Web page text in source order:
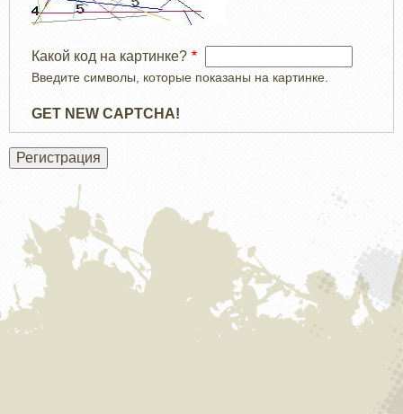
Какой код на картинке?
Введите символы, которые показаны на картинке.
GET NEW CAPTCHA!